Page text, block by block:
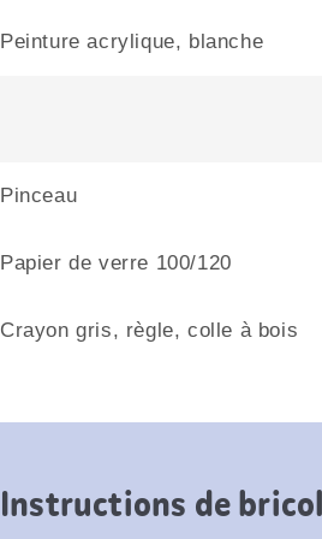
Peinture acrylique, blanche
Pinceau
Papier de verre 100/120
Crayon gris, règle, colle à bois
Instructions de